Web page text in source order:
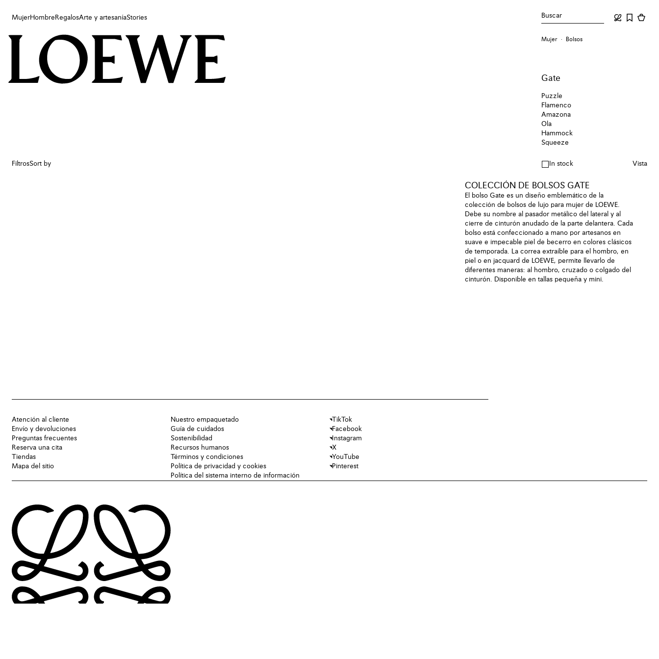
MujerHombre RegalosArte y artesaníaStories Buscar
Mujer
Arte y artesanía
Mujer Bolsos
Gate
Puzzle
Flamenco
Amazona
Ola
Hammock
Squeeze
FiltrosSort by In stock Vista
COLECCIÓN DE BOLSOS GATE
El bolso Gate es un diseño emblemático de la
colección de bolsos de lujo para mujer de LOEWE.
Debe su nombre al pasador metálico del lateral y al
cierre de cinturón anudado de la parte delantera. Cada
bolso está confeccionado a mano por artesanos en
suave e impecable piel de becerro en colores clásicos
de temporada. La correa extraíble para el hombro, en
piel o en jacquard de LOEWE, permite llevarlo de
diferentes maneras: al hombro, cruzado o colgado del
cinturón. Disponible en tallas pequeña y mini.
Atención al cliente
Envío y devoluciones
Preguntas frecuentes
Reserva una cita
Tiendas
Mapa del sitio
Nuestro empaquetado
Guía de cuidados
Sostenibilidad
Recursos humanos
Términos y condiciones
Política de privacidad y cookies
Política del sistema interno de información
TikTok
Facebook
Instagram
X
YouTube
Pinterest